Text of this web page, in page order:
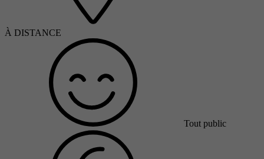
À DISTANCE
Tout public